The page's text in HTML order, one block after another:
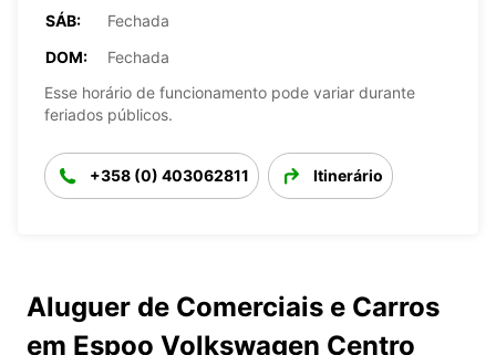
SÁB:
Fechada
DOM:
Fechada
Esse horário de funcionamento pode variar durante
feriados públicos.
+358 (0) 403062811 Itinerário
Aluguer de Comerciais e Carros
em Espoo Volkswagen Centro